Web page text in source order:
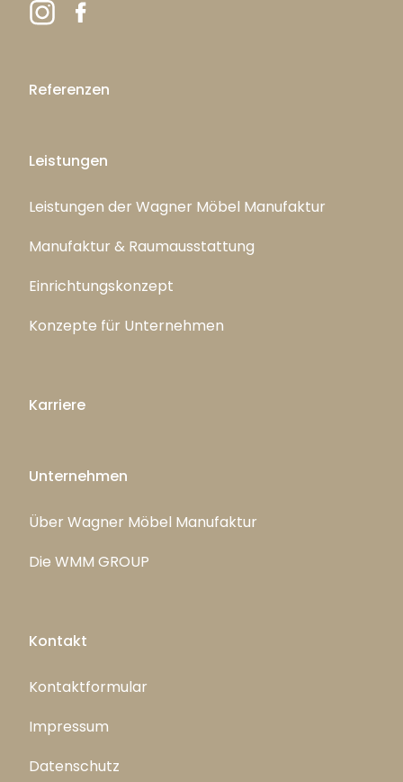
Referenzen
Leistungen
Leistungen der Wagner Möbel Manufaktur
Manufaktur & Raumausstattung
Einrichtungskonzept
Konzepte für Unternehmen
Karriere
Unternehmen
Über Wagner Möbel Manufaktur
Die WMM GROUP
Kontakt
Kontaktformular
Impressum
Datenschutz